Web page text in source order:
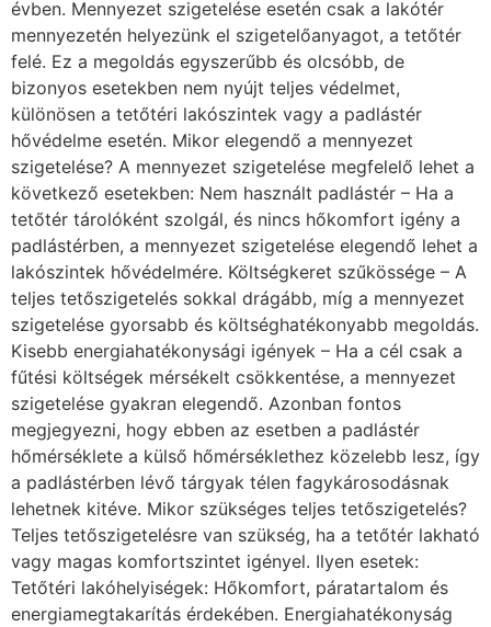
évben. Mennyezet szigetelése esetén csak a lakótér
mennyezetén helyezünk el szigetelőanyagot, a tetőtér
felé. Ez a megoldás egyszerűbb és olcsóbb, de
bizonyos esetekben nem nyújt teljes védelmet,
különösen a tetőtéri lakószintek vagy a padlástér
hővédelme esetén. Mikor elegendő a mennyezet
szigetelése? A mennyezet szigetelése megfelelő lehet a
következő esetekben: Nem használt padlástér – Ha a
tetőtér tárolóként szolgál, és nincs hőkomfort igény a
padlástérben, a mennyezet szigetelése elegendő lehet a
lakószintek hővédelmére. Költségkeret szűkössége – A
teljes tetőszigetelés sokkal drágább, míg a mennyezet
szigetelése gyorsabb és költséghatékonyabb megoldás.
Kisebb energiahatékonysági igények – Ha a cél csak a
fűtési költségek mérsékelt csökkentése, a mennyezet
szigetelése gyakran elegendő. Azonban fontos
megjegyezni, hogy ebben az esetben a padlástér
hőmérséklete a külső hőmérséklethez közelebb lesz, így
a padlástérben lévő tárgyak télen fagykárosodásnak
lehetnek kitéve. Mikor szükséges teljes tetőszigetelés?
Teljes tetőszigetelésre van szükség, ha a tetőtér lakható
vagy magas komfortszintet igényel. Ilyen esetek:
Tetőtéri lakóhelyiségek: Hőkomfort, páratartalom és
energiamegtakarítás érdekében. Energiahatékonyság